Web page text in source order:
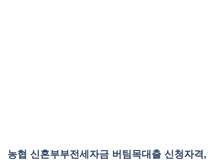
농협 신혼부부전세자금 버팀목대출 신청자격,